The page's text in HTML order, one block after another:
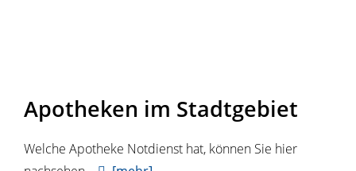
Apotheken im Stadtgebiet
Welche Apotheke Notdienst hat, können Sie hier